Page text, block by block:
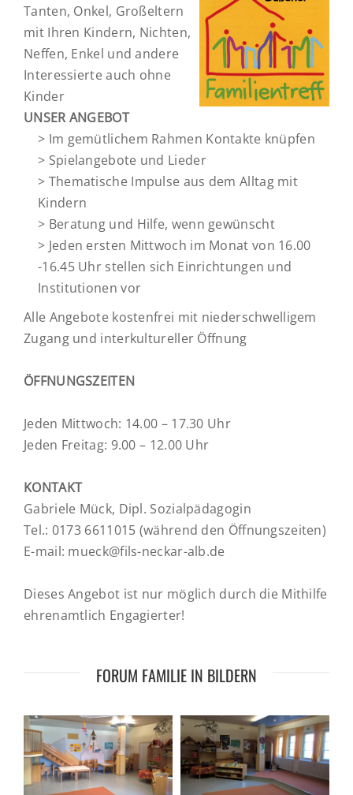
Tanten, Onkel, Großeltern
mit Ihren Kindern, Nichten,
Neffen, Enkel und andere
Interessierte auch ohne
Kinder
UNSER ANGEBOT
> Im gemütlichem Rahmen Kontakte knüpfen
> Spielangebote und Lieder
> Thematische Impulse aus dem Alltag mit
Kindern
> Beratung und Hilfe, wenn gewünscht
> Jeden ersten Mittwoch im Monat von 16.00
-16.45 Uhr stellen sich Einrichtungen und
Institutionen vor
Alle Angebote kostenfrei mit niederschwelligem
Zugang und interkultureller Öffnung
ÖFFNUNGSZEITEN
Jeden Mittwoch: 14.00 – 17.30 Uhr
Jeden Freitag: 9.00 – 12.00 Uhr
KONTAKT
Gabriele Mück, Dipl. Sozialpädagogin
Tel.: 0173 6611015 (während den Öffnungszeiten)
E-mail: mueck@fils-neckar-alb.de
Dieses Angebot ist nur möglich durch die Mithilfe
ehrenamtlich Engagierter!
FORUM FAMILIE IN BILDERN